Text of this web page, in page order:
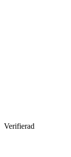
Verifierad